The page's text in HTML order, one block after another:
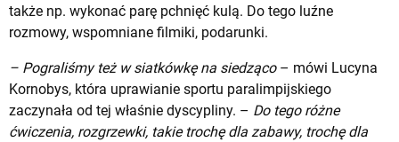
także np. wykonać parę pchnięć kulą. Do tego luźne
rozmowy, wspomniane filmiki, podarunki.
– Pograliśmy też w siatkówkę na siedząco– mówi Lucyna
Kornobys, która uprawianie sportu paralimpijskiego
zaczynała od tej właśnie dyscypliny. – Do tego różne
ćwiczenia, rozgrzewki, takie trochę dla zabawy, trochę dla